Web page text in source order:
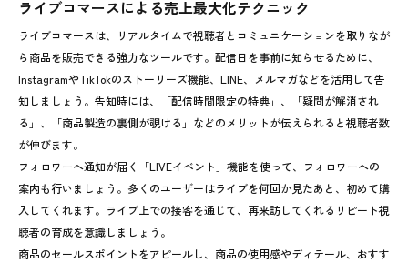
ライブコマースによる売上最大化テクニック
ライブコマースは、リアルタイムで視聴者とコミュニケーションを取りなが
ら商品を販売できる強力なツールです。配信日を事前に知らせるために、
InstagramやTikTokのストーリーズ機能、LINE、メルマガなどを活用して告
知しましょう。告知時には、「配信時間限定の特典」、「疑問が解消され
る」、「商品製造の裏側が覗ける」などのメリットが伝えられると視聴者数
が伸びます。
フォロワーへ通知が届く「LIVEイベント」機能を使って、フォロワーへの
案内も行いましょう。多くのユーザーはライブを何回か見たあと、初めて購
入してくれます。ライブ上での接客を通じて、再来訪してくれるリピート視
聴者の育成を意識しましょう。
商品のセールスポイントをアピールし、商品の使用感やディテール、おすす